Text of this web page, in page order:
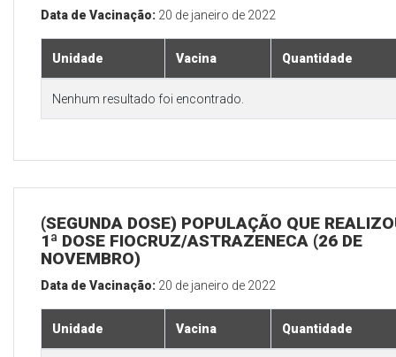
Data de Vacinação: 20 de janeiro de 2022
Unidade Vacina Quantidade
Nenhum resultado foi encontrado.
(SEGUNDA DOSE) POPULAÇÃO QUE
1ª DOSE FIOCRUZ/ASTRAZENECA (26 DE
NOVEMBRO)
Data de Vacinação: 20 de janeiro de 2022
Unidade Vacina Quantidade